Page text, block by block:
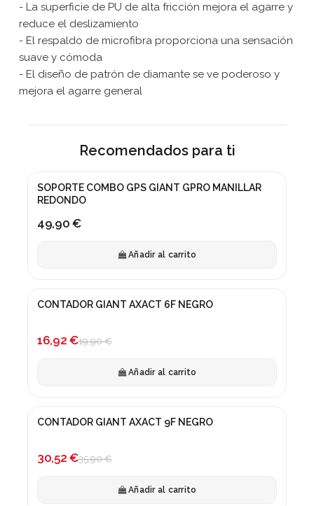
- La superficie de PU de alta fricción mejora el agarre y
reduce el deslizamiento
- El respaldo de microfibra proporciona una sensación
suave y cómoda
- El diseño de patrón de diamante se ve poderoso y
mejora el agarre general
Recomendados para ti
SOPORTE COMBO GPS GIANT GPRO MANILLAR
REDONDO
49,90 €
Añadir al carrito
¡En oferta!
CONTADOR GIANT AXACT 6F NEGRO
16,92 €19,90 €
Añadir al carrito
¡En oferta!
CONTADOR GIANT AXACT 9F NEGRO
30,52 €35,90 €
Añadir al carrito